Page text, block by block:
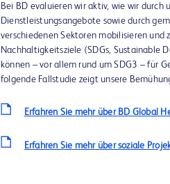
Bei BD evaluieren wir aktiv, wie wir durch
Dienstleistungsangebote sowie durch
verschiedenen Sektoren mobilisieren und
Nachhaltigkeitsziele (SDGs, Sustainable
können – vor allem rund um SDG3 – für
folgende Fallstudie zeigt unsere
Erfahren Sie mehr über BD Global
Erfahren Sie mehr über soziale